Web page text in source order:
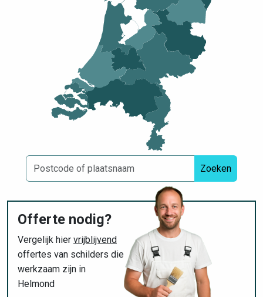
Zoeken
Offerte nodig?
Vergelijk hier vrijblijvend
offertes van schilders die
werkzaam zijn in
Helmond